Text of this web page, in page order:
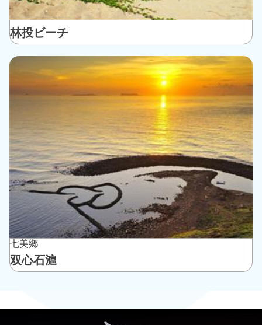
林投ビーチ
七美鄉
双心石滬